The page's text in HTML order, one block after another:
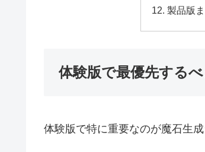
製品版
体験版で最優先する
体験版で特に重要なのが魔石生成